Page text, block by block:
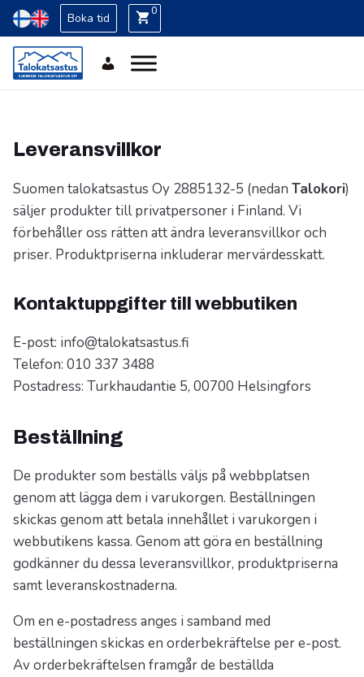
Boka tid 0
Leveransvillkor
Suomen talokatsastus Oy 2885132-5 (nedan Talokori)
säljer produkter till privatpersoner i Finland. Vi
förbehåller oss rätten att ändra leveransvillkor och
priser. Produktpriserna inkluderar mervärdesskatt.
Kontaktuppgifter till webbutiken
E-post: info@talokatsastus.fi
Telefon: 010 337 3488
Postadress: Turkhaudantie 5, 00700 Helsingfors
Beställning
De produkter som beställs väljs på webbplatsen
genom att lägga dem i varukorgen. Beställningen
skickas genom att betala innehållet i varukorgen i
webbutikens kassa. Genom att göra en beställning
godkänner du dessa leveransvillkor, produktpriserna
samt leveranskostnaderna.
Om en e-postadress anges i samband med
beställningen skickas en orderbekräftelse per e-post.
Av orderbekräftelsen framgår de beställda